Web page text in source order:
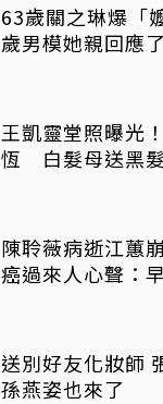
63歲關之琳爆「
歲男模她親回應了
王凱靈堂照曝光
恆 白髮母送黑
陳聆薇病逝江蕙
癌過來人心聲：
送別好友化妝師
孫燕姿也來了